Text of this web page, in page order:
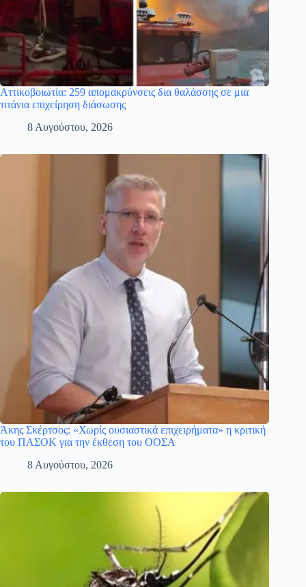
Αττικοβοιωτία: 259 απομακρύνσεις δια θαλάσσης σε μια
τιτάνια επιχείρηση διάσωσης
8 Αυγούστου, 2026
Άκης Σκέρτσος: «Χωρίς ουσιαστικά επιχειρήματα» η κριτική
του ΠΑΣΟΚ για την έκθεση του ΟΟΣΑ
8 Αυγούστου, 2026